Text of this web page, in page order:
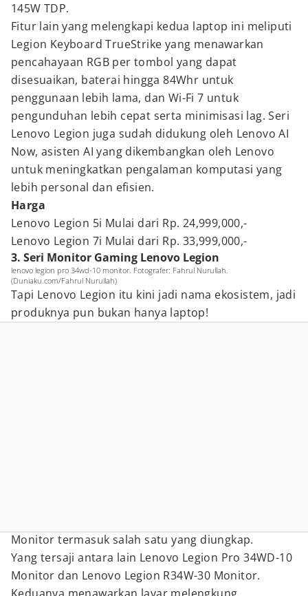
145W TDP.
Fitur lain yang melengkapi kedua laptop ini meliputi
Legion Keyboard TrueStrike yang menawarkan
pencahayaan RGB per tombol yang dapat
disesuaikan, baterai hingga 84Whr untuk
penggunaan lebih lama, dan Wi-Fi 7 untuk
pengunduhan lebih cepat serta minimisasi lag. Seri
Lenovo Legion juga sudah didukung oleh Lenovo AI
Now, asisten AI yang dikembangkan oleh Lenovo
untuk meningkatkan pengalaman komputasi yang
lebih personal dan efisien.
Harga
Lenovo Legion 5i Mulai dari Rp. 24,999,000,-
Lenovo Legion 7i Mulai dari Rp. 33,999,000,-
3. Seri Monitor Gaming Lenovo Legion
lenovo legion pro 34wd-10 monitor. Fotografer: Fahrul Nurullah.
(Duniaku.com/Fahrul Nurullah)
Tapi Lenovo Legion itu kini jadi nama ekosistem, jadi
produknya pun bukan hanya laptop!
Monitor termasuk salah satu yang diungkap.
Yang tersaji antara lain Lenovo Legion Pro 34WD-10
Monitor dan Lenovo Legion R34W-30 Monitor.